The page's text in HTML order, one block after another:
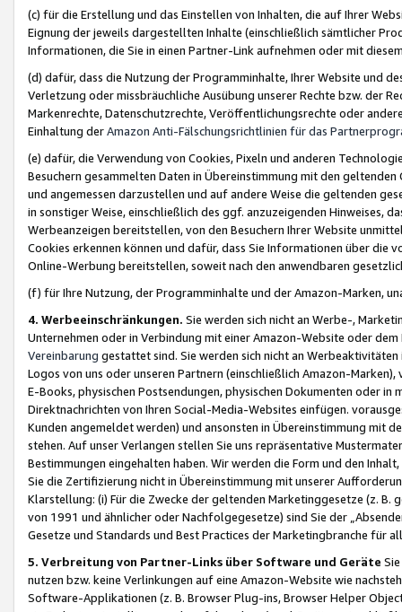
(c) für die Erstellung und das Einstellen von Inhalten, die auf Ihrer
Eignung der jeweils dargestellten Inhalte (einschließlich sämtlicher
Informationen, die Sie in einen Partner-Link aufnehmen oder mit
(d) dafür, dass die Nutzung der Programminhalte, Ihrer Website und
Verletzung oder missbräuchliche Ausübung unserer Rechte bzw. der
Markenrechte, Datenschutzrechte, Veröffentlichungsrechte oder
Einhaltung derAmazon Anti-Fälschungsrichtlinien für das
(e) dafür, die Verwendung von Cookies, Pixeln und anderen
Besuchern gesammelten Daten in Übereinstimmung mit den
und angemessen darzustellen und auf andere Weise die geltenden
in sonstiger Weise, einschließlich des ggf. anzuzeigenden Hinweises,
Werbeanzeigen bereitstellen, von den Besuchern Ihrer Website
Cookies erkennen können und dafür, dass Sie Informationen über die
Online-Werbung bereitstellen, soweit nach den anwendbaren
(f) für Ihre Nutzung, der Programminhalte und der Amazon-Marken,
4. Werbeeinschränkungen. Sie werden sich nicht an Werbe-,
Unternehmen oder in Verbindung mit einer Amazon-Website oder
Vereinbarung gestattet sind. Sie werden sich nicht an
Logos von uns oder unseren Partnern (einschließlich Amazon-
E-Books, physischen Postsendungen, physischen Dokumenten oder in
Direktnachrichten von Ihren Social-Media-Websites einfügen.
Kunden angemeldet werden) und ansonsten in Übereinstimmung mit
stehen. Auf unser Verlangen stellen Sie uns repräsentative
Bestimmungen eingehalten haben. Wir werden die Form und den
Sie die Zertifizierung nicht in Übereinstimmung mit unserer
Klarstellung: (i) Für die Zwecke der geltenden Marketinggesetze (z. B.
von 1991 und ähnlicher oder Nachfolgegesetze) sind Sie der
Gesetze und Standards und Best Practices der Marketingbranche für
5. Verbreitung von Partner-Links über Software und Geräte
nutzen bzw. keine Verlinkungen auf eine Amazon-Website wie
Software-Applikationen (z. B. Browser Plug-ins, Browser Helper